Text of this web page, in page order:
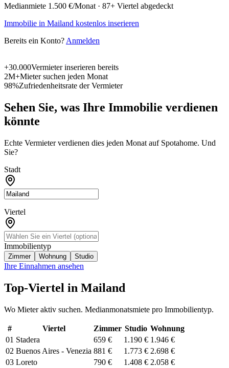
Medianmiete 1.500 €/Monat · 87+ Viertel abgedeckt
Immobilie in Mailand kostenlos inserieren
Bereits ein Konto?Anmelden
+30.000Vermieter inserieren bereits
2M+Mieter suchen jeden Monat
98%Zufriedenheitsrate der Vermieter
Sehen Sie, was Ihre Immobilie verdienen
könnte
Echte Vermieter verdienen dies jeden Monat auf Spotahome. Und
Sie?
Stadt
Viertel
Immobilientyp
Zimmer Wohnung Studio
Ihre Einnahmen ansehen
Top-Viertel in Mailand
Wo Mieter aktiv suchen. Medianmonatsmiete pro Immobilientyp.
# Viertel Zimmer Studio Wohnung
01 Stadera 659 € 1.190 € 1.946 €
02 Buenos Aires - Venezia 881 € 1.773 € 2.698 €
03 Loreto 790 € 1.408 € 2.058 €